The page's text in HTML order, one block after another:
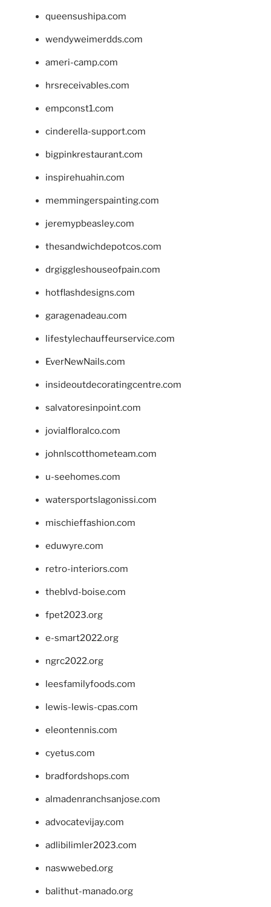
queensushipa.com
wendyweimerdds.com
ameri-camp.com
hrsreceivables.com
empconst1.com
cinderella-support.com
bigpinkrestaurant.com
inspirehuahin.com
memmingerspainting.com
jeremypbeasley.com
thesandwichdepotcos.com
drgiggleshouseofpain.com
hotflashdesigns.com
garagenadeau.com
lifestylechauffeurservice.com
EverNewNails.com
insideoutdecoratingcentre.com
salvatoresinpoint.com
jovialfloralco.com
johnlscotthometeam.com
u-seehomes.com
watersportslagonissi.com
mischieffashion.com
eduwyre.com
retro-interiors.com
theblvd-boise.com
fpet2023.org
e-smart2022.org
ngrc2022.org
leesfamilyfoods.com
lewis-lewis-cpas.com
eleontennis.com
cyetus.com
bradfordshops.com
almadenranchsanjose.com
advocatevijay.com
adlibilimler2023.com
naswwebed.org
balithut-manado.org